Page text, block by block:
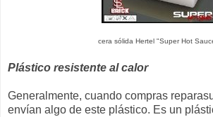
cera sólida Hertel "Super Hot
Plástico resistente al calor
Generalmente, cuando compras
envían algo de este plástico. Es un